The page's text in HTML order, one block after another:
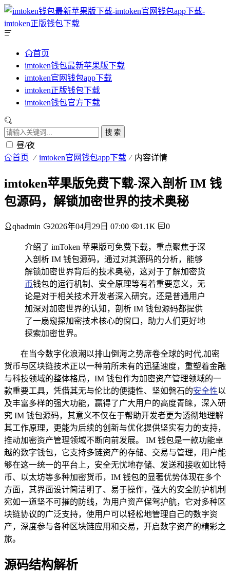
首页
imtoken钱包最新苹果版下载
imtoken官网钱包app下载
imtoken正版钱包下载
imtoken钱包官方下载
搜 索
昼/夜
首页 imtoken官网钱包app下载 内容详情
imtoken苹果版免费下载-深入剖析 IM 钱
包源码，解锁加密世界的技术奥秘
qbadmin 2026年04月29日 07:00 1.1K 0
介绍了 imToken 苹果版可免费下载，重点聚焦于深
入剖析 IM 钱包源码，通过对其源码的分析，能够
解锁加密世界背后的技术奥秘，这对于了解加密货
币钱包的运行机制、安全原理等有着重要意义，无
论是对于相关技术开发者深入研究，还是普通用户
加深对加密世界的认知，剖析 IM 钱包源码都提供
了一扇窥探加密技术核心的窗口，助力人们更好地
探索加密世界。
在当今数字化浪潮以排山倒海之势席卷全球的时代,加密
货币与区块链技术正以一种前所未有的迅猛速度，重塑着金融
与科技领域的整体格局，IM 钱包作为加密资产管理领域的一
款重要工具，凭借其无与伦比的便捷性、坚如磐石的安全性以
及丰富多样的强大功能，赢得了广大用户的高度青睐，深入研
究 IM 钱包源码，其意义不仅在于帮助开发者更为透彻地理解
其工作原理，更能为后续的创新与优化提供坚实有力的支持，
推动加密资产管理领域不断向前发展。 IM 钱包是一款功能卓
越的数字钱包，它支持多链资产的存储、交易与管理，用户能
够在这一统一的平台上，安全无忧地存储、发送和接收如比特
币、以太坊等多种加密货币，IM 钱包的显著优势体现在多个
方面，其界面设计简洁明了、易于操作，强大的安全防护机制
宛如一道坚不可摧的防线，为用户资产保驾护航，它对多种区
块链协议的广泛支持，使用户可以轻松地管理自己的数字资
产，深度参与各种区块链应用和交易，开启数字资产的精彩之
旅。
源码结构解析